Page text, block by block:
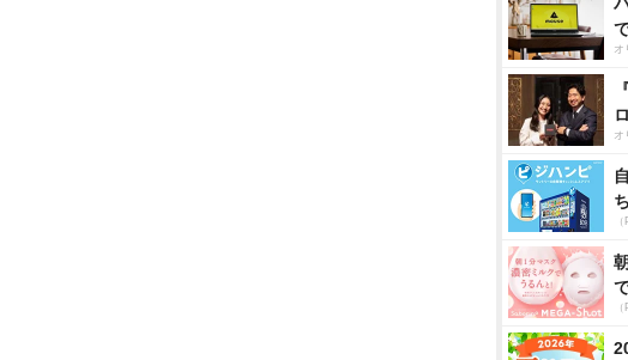
オ
オ